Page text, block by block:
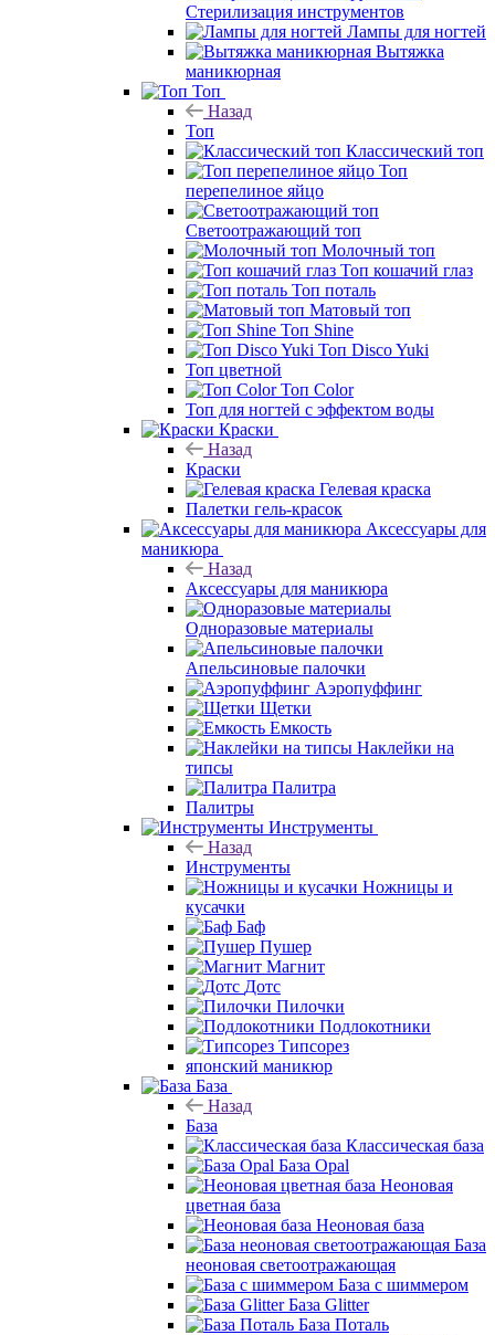
Стерилизация инструментов
Лампы для ногтей
Вытяжка
маникюрная
Топ
Назад
Топ
Классический топ
Топ
перепелиное яйцо
Светоотражающий топ
Молочный топ
Топ кошачий глаз
Топ поталь
Матовый топ
Топ Shine
Топ Disco Yuki
Топ цветной
Топ Color
Топ для ногтей с эффектом воды
Краски
Назад
Краски
Гелевая краска
Палетки гель-красок
Аксессуары для
маникюра
Назад
Аксессуары для маникюра
Одноразовые материалы
Апельсиновые палочки
Аэропуффинг
Щетки
Емкость
Наклейки на
типсы
Палитра
Палитры
Инструменты
Назад
Инструменты
Ножницы и
кусачки
Баф
Пушер
Магнит
Дотс
Пилочки
Подлокотники
Типсорез
японский маникюр
База
Назад
База
Классическая база
База Opal
Неоновая
цветная база
Неоновая база
База
неоновая светоотражающая
База с шиммером
База Glitter
База Поталь